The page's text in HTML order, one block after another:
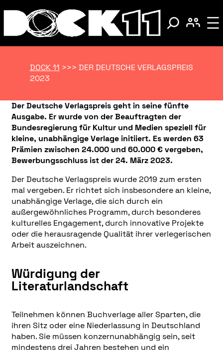
DOCK 11 >>> DER DEUTSCHE VERLAGSPREIS
2023
Der Deutsche Verlagspreis geht in seine fünfte
Ausgabe. Er wurde von der Beauftragten der
Bundesregierung für Kultur und Medien speziell für
kleine, unabhängige Verlage initiiert. Es werden 63
Prämien zwischen 24.000 und 60.000 € vergeben,
Bewerbungsschluss ist der 24. März 2023.
Der Deutsche Verlagspreis wurde 2019 zum ersten
mal vergeben. Er richtet sich insbesondere an kleine,
unabhängige Verlage, die sich durch ein
außergewöhnliches Programm, durch besonderes
kulturelles Engagement, durch innovative Projekte
oder die herausragende Qualität ihrer verlegerischen
Arbeit auszeichnen.
Würdigung der
Literaturlandschaft
Teilnehmen können Buchverlage aller Sparten, die
ihren Sitz oder eine Niederlassung in Deutschland
haben. Sie müssen konzernunabhängig sein, seit
mindestens drei Jahren bestehen und ein